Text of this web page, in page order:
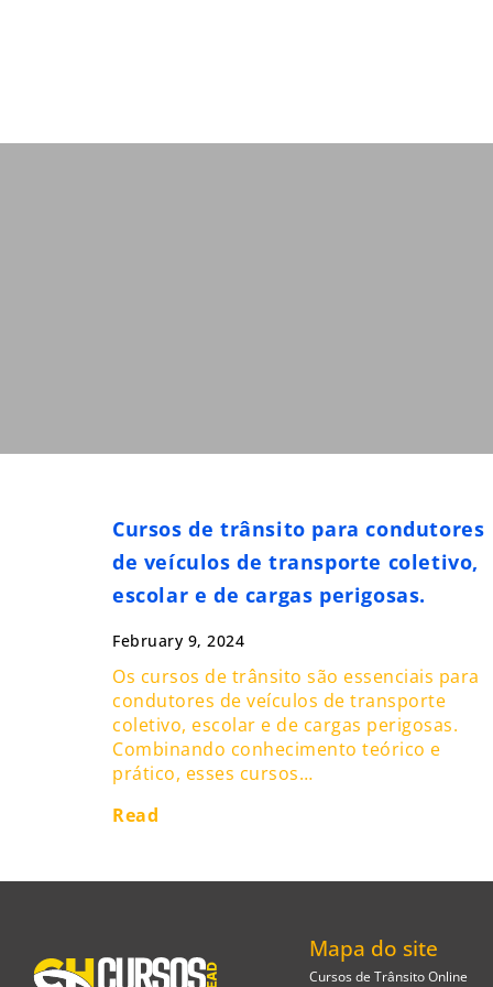
Cursos de trânsito para condutores
de veículos de transporte coletivo,
escolar e de cargas perigosas.
February 9, 2024
Os cursos de trânsito são essenciais para
condutores de veículos de transporte
coletivo, escolar e de cargas perigosas.
Combinando conhecimento teórico e
prático, esses cursos…
Read
Mapa do site
Cursos de Trânsito Online